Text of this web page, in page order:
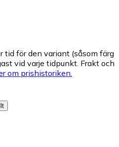
tid för den variant (såsom färg
vid varje tidpunkt. Frakt och
om prishistoriken.